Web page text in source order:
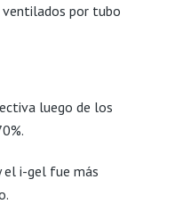
por tubo
luego de los
el i-gel fue más